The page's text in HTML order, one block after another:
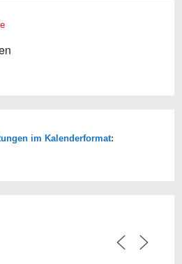
im Kalenderformat: